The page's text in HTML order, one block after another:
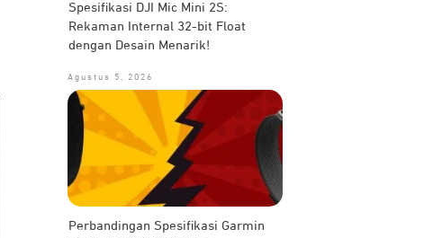
Spesifikasi DJI Mic Mini 2S:
Rekaman Internal 32-bit Float
dengan Desain Menarik!
Agustus 5, 2026
Perbandingan Spesifikasi Garmin